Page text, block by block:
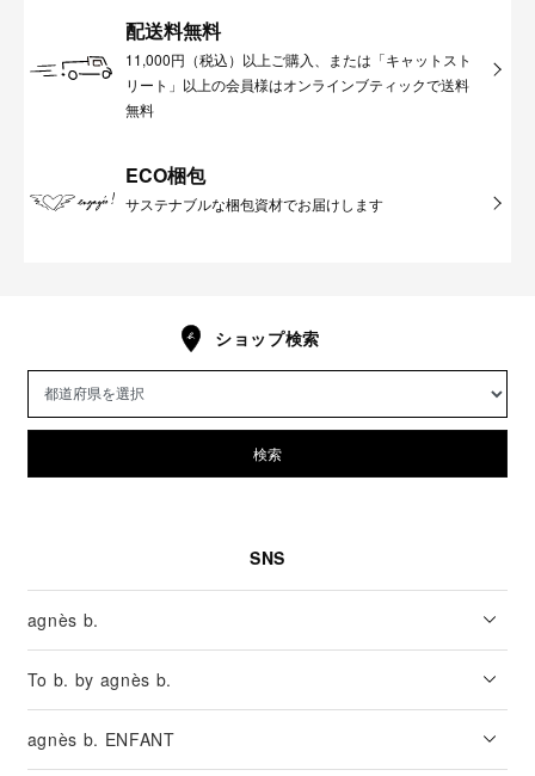
配送料無料
11,000円（税込）以上ご購入、または「キャットスト
リート」以上の会員様はオンラインブティックで送料
無料
ECO梱包
サステナブルな梱包資材でお届けします
ショップ検索
検索
SNS
agnès b.
To b. by agnès b.
agnès b. ENFANT